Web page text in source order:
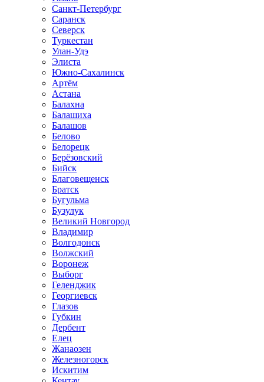
Санкт-Петербург
Саранск
Северск
Туркестан
Улан-Удэ
Элиста
Южно-Сахалинск
Артём
Астана
Балахна
Балашиха
Балашов
Белово
Белорецк
Берёзовский
Бийск
Благовещенск
Братск
Бугульма
Бузулук
Великий Новгород
Владимир
Волгодонск
Волжский
Воронеж
Выборг
Геленджик
Георгиевск
Глазов
Губкин
Дербент
Елец
Жанаозен
Железногорск
Искитим